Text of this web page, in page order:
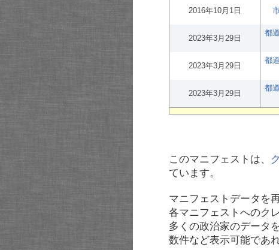
2016年10月1日
2023年3月29日
都
2023年3月29日
都
2023年3月29日
都
このマニフェストは、
ています。
マニフェストデータを
各マニフェストへのク
多くの政治家のデータ
数件など表示可能であ